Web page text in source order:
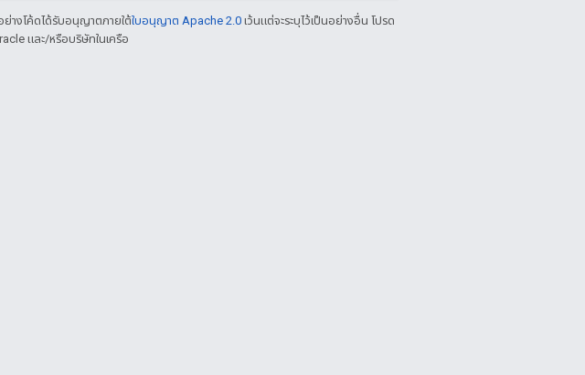
ย่างโค้ดได้รับอนุญาตภายใต้ใบอนุญาต Apache 2.0 เว้นแต่จะระบุไว้เป็นอย่างอื่น โปรด
และ/หรือบริษัทในเครือ